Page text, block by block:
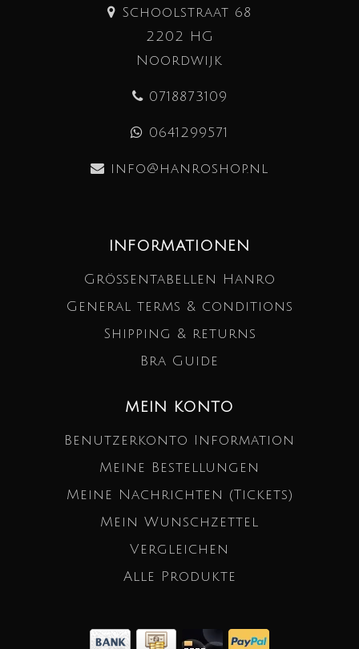
Schoolstraat 68
2202 HG
Noordwijk
0718873109
0641299571
info@hanroshop.nl
INFORMATIONEN
Größentabellen Hanro
General terms & conditions
Shipping & returns
Bra Guide
MEIN KONTO
Benutzerkonto Information
Meine Bestellungen
Meine Nachrichten (Tickets)
Mein Wunschzettel
Vergleichen
Alle Produkte